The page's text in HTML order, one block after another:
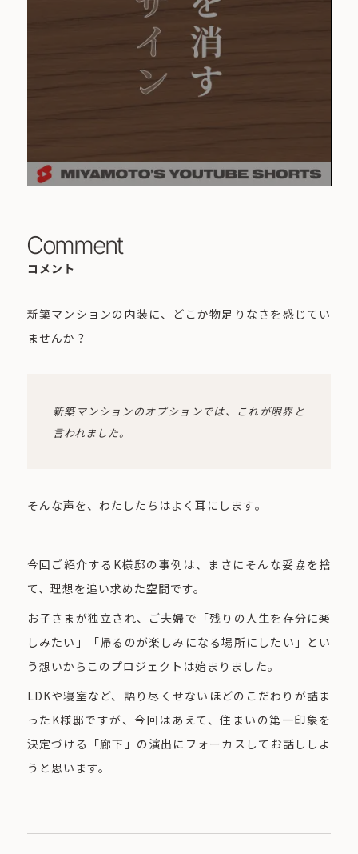
Comment
コメント
新築マンションの内装に、どこか物足りなさを感じてい
ませんか？
新築マンションのオプションでは、これが限界と
言われました。
そんな声を、わたしたちはよく耳にします。
今回ご紹介するK様邸の事例は、まさにそんな妥協を捨
て、理想を追い求めた空間です。
お子さまが独立され、ご夫婦で「残りの人生を存分に楽
しみたい」「帰るのが楽しみになる場所にしたい」とい
う想いからこのプロジェクトは始まりました。
LDKや寝室など、語り尽くせないほどのこだわりが詰ま
ったK様邸ですが、今回はあえて、住まいの第一印象を
決定づける「廊下」の演出にフォーカスしてお話ししよ
うと思います。